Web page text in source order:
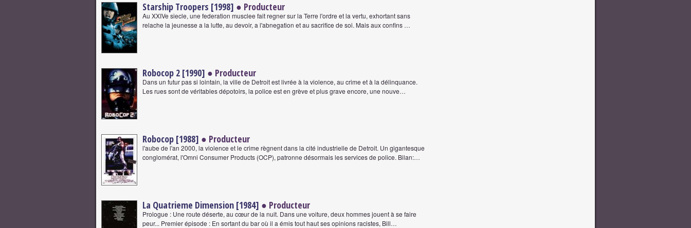
Starship Troopers [1998] ● Producteur
Au XXIVe siecle, une federation musclee fait regner sur la Terre l'ordre et la vertu, exhortant sans
relache la jeunesse a la lutte, au devoir, a l'abnegation et au sacrifice de soi. Mais aux confins …
Robocop 2 [1990] ● Producteur
Dans un futur pas si lointain, la ville de Detroit est livrée à la violence, au crime et à la délinquance.
Les rues sont de véritables dépotoirs, la police est en grève et plus grave encore, une nouve…
Robocop [1988] ● Producteur
l'aube de l'an 2000, la violence et le crime règnent dans la cité industrielle de Detroit. Un gigantesque
conglomérat, l'Omni Consumer Products (OCP), patronne désormais les services de police. Bilan:…
La Quatrieme Dimension [1984] ● Producteur
Prologue : Une route déserte, au cœur de la nuit. Dans une voiture, deux hommes jouent à se faire
peur... Premier épisode : En sortant du bar où il a émis tout haut ses opinions racistes, Bill…